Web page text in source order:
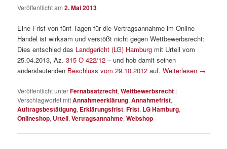
Veröffentlicht am2. Mai 2013
Eine Frist von fünf Tagen für die Vertragsannahme im Online-
Handel ist wirksam und verstößt nicht gegen Wettbewerbsrecht:
Dies entschied das Landgericht (LG) Hamburg mit Urteil vom
25.04.2013, Az.315 O 422/12 – und hob damit seinen
anderslautenden Beschluss vom 29.10.2012 auf.Weiterlesen →
Veröffentlicht unterFernabsatzrecht,Wettbewerbsrecht |
Verschlagwortet mitAnnahmeerklärung,Annahmefrist,
Auftragsbestätigung, Erklärungsfrist,Frist, LG Hamburg,
Onlineshop, Urteil,Vertragsannahme,Webshop